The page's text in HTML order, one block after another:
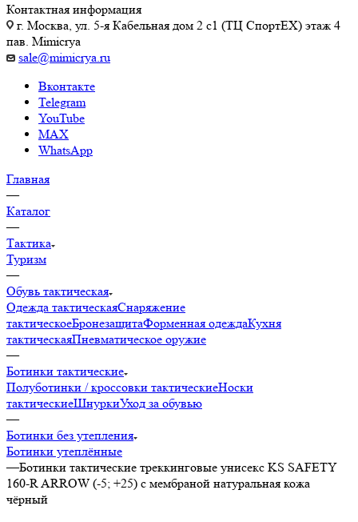
Контактная информация
г. Москва, ул. 5-я Кабельная дом 2 с1 (ТЦ СпортEX) этаж 4
пав. Mimicrya
sale@mimicrya.ru
Вконтакте
Telegram
YouTube
MAX
WhatsApp
Главная
—
Каталог
—
Тактика
Туризм
—
Обувь тактическая
Одежда тактическаяСнаряжение
тактическоеБронезащитаФорменная одеждаКухня
тактическаяПневматическое оружие
—
Ботинки тактические
Полуботинки / кроссовки тактическиеНоски
тактическиеШнуркиУход за обувью
—
Ботинки без утепления
Ботинки утеплённые
—Ботинки тактические треккинговые унисекс KS SAFETY
160-R ARROW (-5; +25) с мембраной натуральная кожа
чёрный